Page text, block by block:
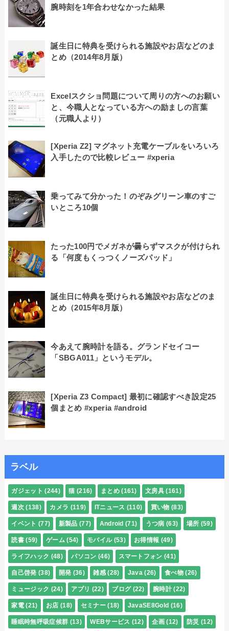
腕時刻を1年合わせなかった結果
誕生日に特典を受けられる施設やお店などのま
とめ（2014年8月版）
Excelスクショ問題について周りの方へのお願い
と、今職人となっている方への励ましの言葉
（元職人より）
[Xperia Z2] マグネット充電ケーブルをいろいろ
入手したので比較レビュー #xperia
乗ってみて分かった！のぞみグリーン車のすご
いところ10個
たった100円でメガネが曇らずマスクが付けられ
る「何度もくっつくノーズパッド」
誕生日に特典を受けられる施設やお店などのま
とめ（2015年8月版）
今あえて腕時計を語る。グランドセイコー
「SBGA011」というモデル。
[Xperia Z3 Compact] 最初に確認すべき設定25
個まとめ #xperia #android
ラベル
ガジェット (244) 猫 (216) まとめ (161) 文房具 (161)
週次 (138) カメラ (119) ITニュース (110) 買い物 (83)
イベント (77) 新製品 (77) Android (71) うつ病 (63) 場所 (59)
読書 (59) ゲーム (54) モバイル (53) お得情報 (49)
ライフハック (48) パソコン (46) スマートフォン (41)
自己啓発 (38) 開発 (36) 雑感 (28) Java (26) 食べ物 (26)
ミュージック (24) アプリ (22) ブログ (22) 腕時計 (22)
家電 (21) お店 (18) セミナー (18) JavaSE8Gold (16)
睡眠時無呼吸症候群 (13) WEBサービス (12) 企画 (12) 防災 (12)